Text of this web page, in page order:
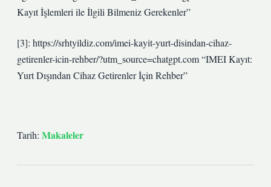
Kayıt İşlemleri ile İlgili Bilmeniz Gerekenler”
[3]: https://srhtyildiz.com/imei-kayit-yurt-disindan-cihaz-
getirenler-icin-rehber/?utm_source=chatgpt.com “IMEI Kayıt:
Yurt Dışından Cihaz Getirenler İçin Rehber”
Tarih: Makaleler